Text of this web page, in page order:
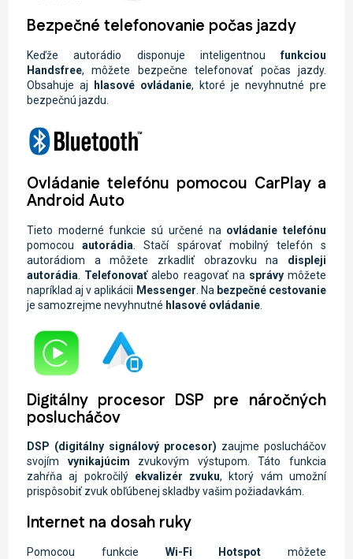
Bezpečné telefonovanie počas jazdy
Keďže autorádio disponuje inteligentnoufunkciou
Handsfree, môžete
bezpečne telefonovať počas jazdy.
Obsahuje aj
hlasové ovládanie, ktoré je nevyhnutné pre
bezpečnú jazdu.
Ovládanie telefónu pomocou CarPlay a
Android Auto
Tieto moderné funkcie sú určené na ovládanie telefónu
pomocou autorádia . Stačí spárovať mobilný telefón s
autorádiom a môžete zrkadliť obrazovku na displeji
autorádia
Telefonovaťalebo reagovať na správymôžete
napríklad aj v aplikácii Messenger . Na bezpečné cestovanie
je samozrejme nevyhnutné hlasové ovládanie
Digitálny procesor DSP pre náročných
poslucháčov
DSP (digitálny signálový procesor) zaujme poslucháčov
svojím
vynikajúcim
zvukovým výstupom. Táto funkcia
zahŕňa aj pokročilý ekvalizér zvuku, ktorý vám umožní
prispôsobiť zvuk obľúbenej skladby vašim požiadavkám.
Internet na dosah ruky
Pomocou funkcie Wi-Fi Hotspot môžete